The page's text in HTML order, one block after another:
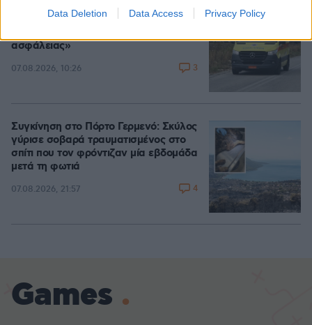
Data Deletion Data Access Privacy Policy
Το ευχαριστώ του πατέρα του
13χρονου που δαγκώθηκε από φίδι
ασφάλειας»
07.08.2026, 10:26 3
Συγκίνηση στο Πόρτο Γερμενό: Σκύλος
γύρισε σοβαρά τραυματισμένος στο
σπίτι που τον φρόντιζαν μία εβδομάδα
μετά τη φωτιά
07.08.2026, 21:57 4
Games